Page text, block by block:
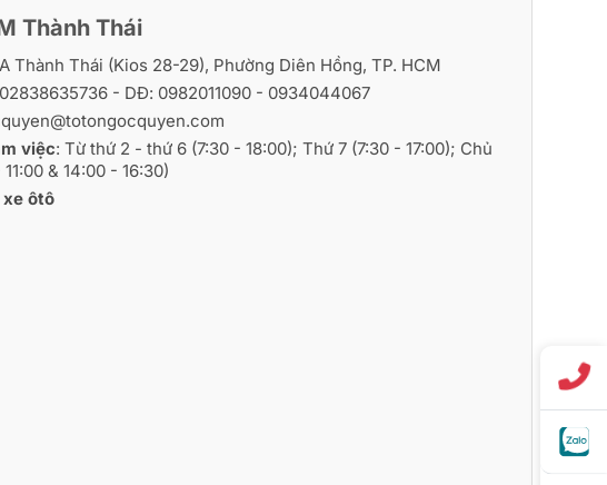
Thành Thái
Thành Thái (Kios 28-29), Phường Diên Hồng, TP. HCM
02838635736 - DĐ: 0982011090- 0934044067
việc: Từ thứ 2 - thứ 6 (7:30 - 18:00); Thứ 7 (7:30 - 17:00); Chủ
& 14:00 - 16:30)
xe ôtô